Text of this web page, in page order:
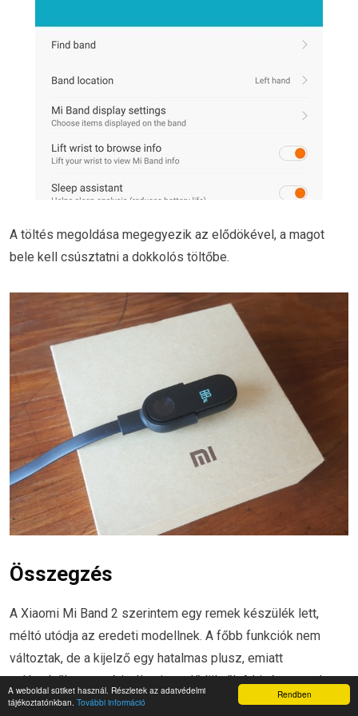
Rendben
A weboldal sütiket használ. Részletek az adatvédelmi
tájékoztatónkban. További információ
A töltés megoldása megegyezik az elődökével, a magot
bele kell csúsztatni a dokkolós töltőbe.
Összegzés
A Xiaomi Mi Band 2 szerintem egy remek készülék lett,
méltó utódja az eredeti modellnek. A főbb funkciók nem
változtak, de a kijelző egy hatalmas plusz, emiatt
valószínűleg megéri váltani az elődökről. A kinézet modern
és divatos, megmaradt a vízállóság, és továbbra is remek az